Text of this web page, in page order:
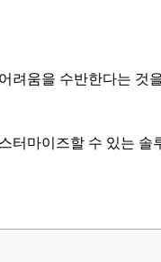
려움을 수반한다는 것
터마이즈할 수 있는 솔